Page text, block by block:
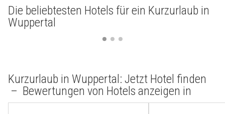
Die beliebtesten Hotels für ein Kurzurlaub in
Wuppertal
Kurzurlaub in Wuppertal: Jetzt Hotel finden
– Bewertungen von Hotels anzeigen in